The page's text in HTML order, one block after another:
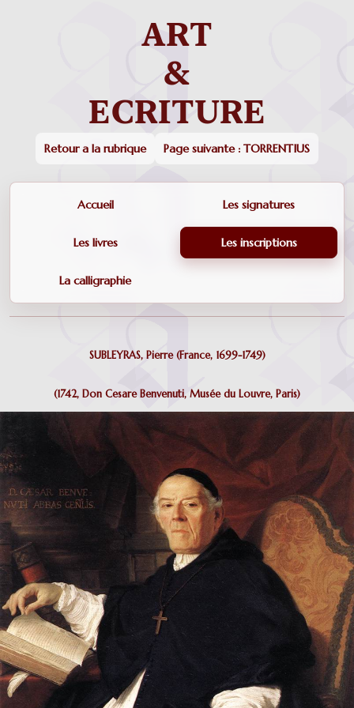
Retour a la rubrique Page suivante : TORRENTIUS
Accueil Les signatures
Les livres Les inscriptions
La calligraphie
SUBLEYRAS, Pierre (France, 1699-1749)
(1742, Don Cesare Benvenuti, Musée du Louvre, Paris)